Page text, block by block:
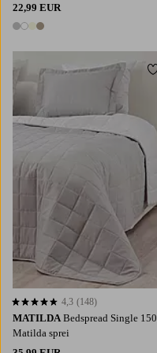
22,99 EUR
4 kleuren
MATILDA Bedspread Single 150
Matilda sprei
4,3 op basis van 148 beoordelingen
4,3 (148)